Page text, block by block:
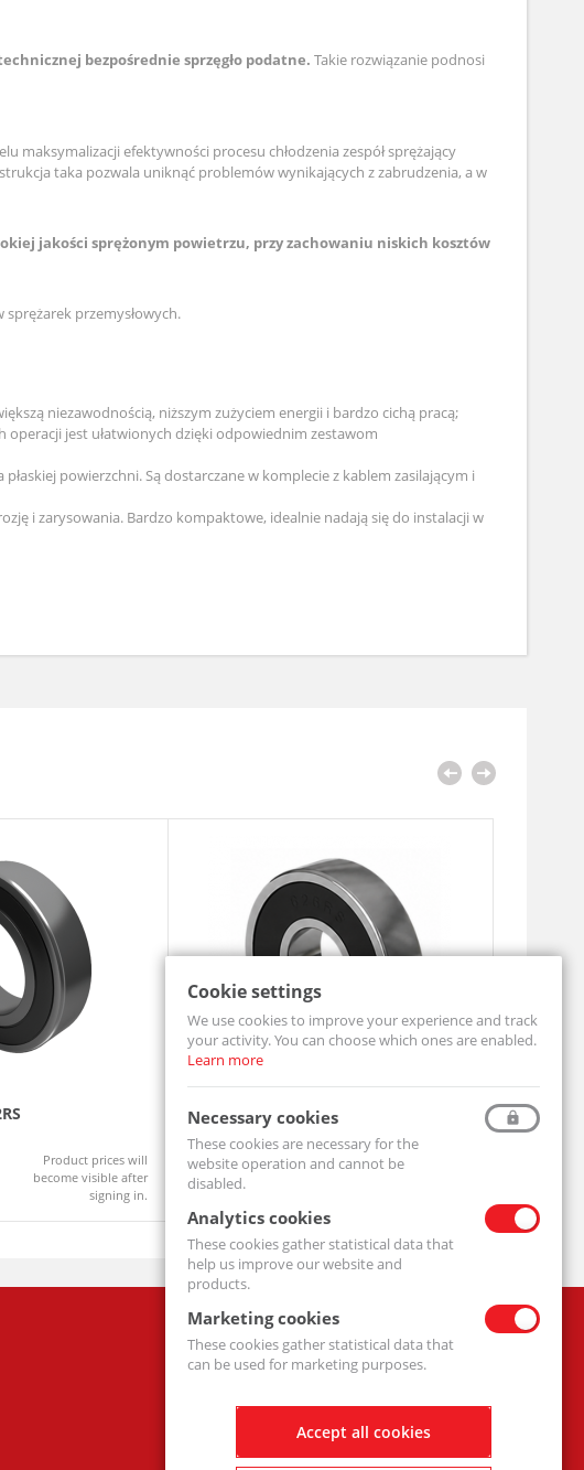
bezpośrednie sprzęgło podatne. Takie rozwiązanie podnosi
maksymalizacji efektywności procesu chłodzenia zespół sprężający
taka pozwala uniknąć problemów wynikających z zabrudzenia, a w
jakości sprężonym powietrzu, przy zachowaniu niskich kosztów
przemysłowych.
niezawodnością, niższym zużyciem energii i bardzo cichą pracą;
operacji jest ułatwionych dzięki odpowiednim zestawom
powierzchni. Są dostarczane w komplecie z kablem zasilającym i
i zarysowania. Bardzo kompaktowe, idealnie nadają się do instalacji w
Product prices will
become visible after
signing in.
Ball bearing 608 2RS
608-2RS-MTM
Available
Product prices will
Pillow
UCF206-
Company
Privacy policy
Cookie settings
We use cookies to improve your experience and track
your activity. You can choose which ones are enabled.
Learn more
Necessary cookies
These cookies are necessary for the
website operation and cannot be
disabled.
Analytics cookies
These cookies gather statistical data that
help us improve our website and
products.
Marketing cookies
These cookies gather statistical data that
can be used for marketing purposes.
Accept all cookies